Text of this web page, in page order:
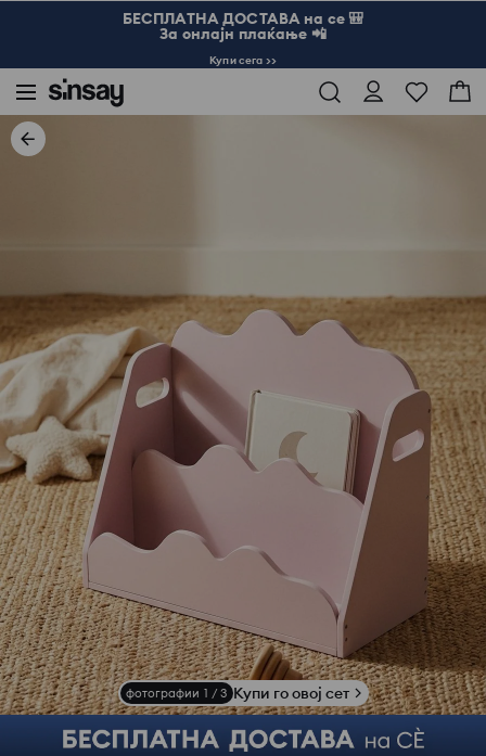
БЕСПЛАТНА ДОСТАВА на се 🎒
За онлајн плаќање 📲
Купи сега >>
фотографии 1 / 3 Купи го овој сет